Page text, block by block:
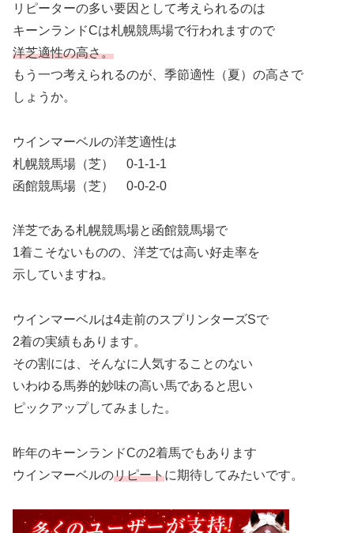
リピーターの多い要因として考えられるのは
キーンランドCは札幌競馬場で行われますので
洋芝適性の高さ。
もう一つ考えられるのが、季節適性（夏）の高さで
しょうか。
ウインマーベルの洋芝適性は
札幌競馬場（芝） 0-1-1-1
函館競馬場（芝） 0-0-2-0
洋芝である札幌競馬場と函館競馬場で
1着こそないものの、洋芝では高い好走率を
示していますね。
ウインマーベルは4走前のスプリンターズSで
2着の実績もあります。
その割には、そんなに人気することのない
いわゆる馬券的妙味の高い馬であると思い
ピックアップしてみました。
昨年のキーンランドCの2着馬でもあります
ウインマーベルのリピートに期待してみたいです。